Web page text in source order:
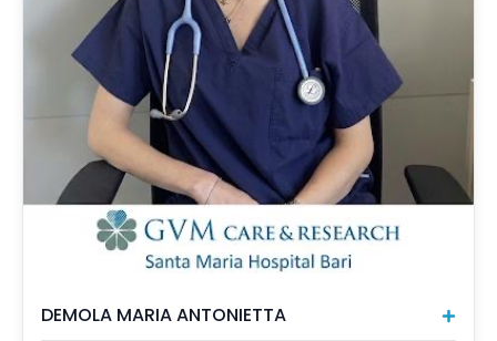
DEMOLA MARIA ANTONIETTA